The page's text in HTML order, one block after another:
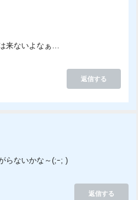
来ないよなぁ…
返信する
らないかな～(;ｰ; )
返信する